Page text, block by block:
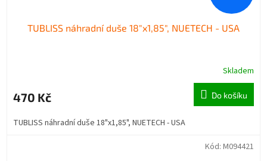
TUBLISS náhradní duše 18"x1,85", NUETECH - USA
Skladem
470 Kč Do košíku
TUBLISS náhradní duše 18"x1,85", NUETECH - USA
Kód: M094421